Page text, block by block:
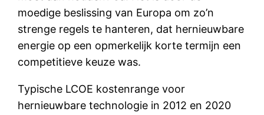
moedige beslissing van Europa om zo’n
strenge regels te hanteren, dat hernieuwbare
energie op een opmerkelijk korte termijn een
competitieve keuze was.
Typische LCOE kostenrange voor
hernieuwbare technologie in 2012 en 2020